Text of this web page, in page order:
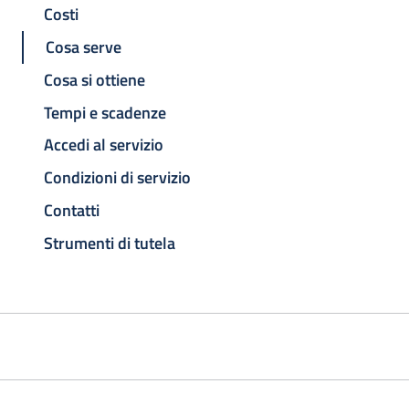
Costi
Cosa serve
Cosa si ottiene
Tempi e scadenze
Accedi al servizio
Condizioni di servizio
Contatti
Strumenti di tutela